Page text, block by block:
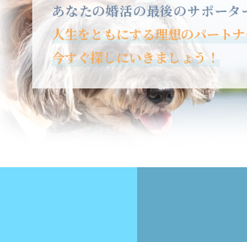
あなたの婚活の最後のサポータ
人生をともにする理想のパートナ
今すぐ探しにいきましょう！